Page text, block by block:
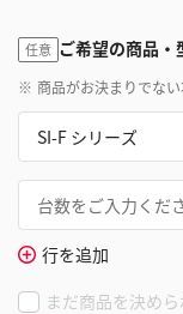
任意 ご希望の商品・
※ 商品がお決まりでな
行を追加
まだ商品を決め